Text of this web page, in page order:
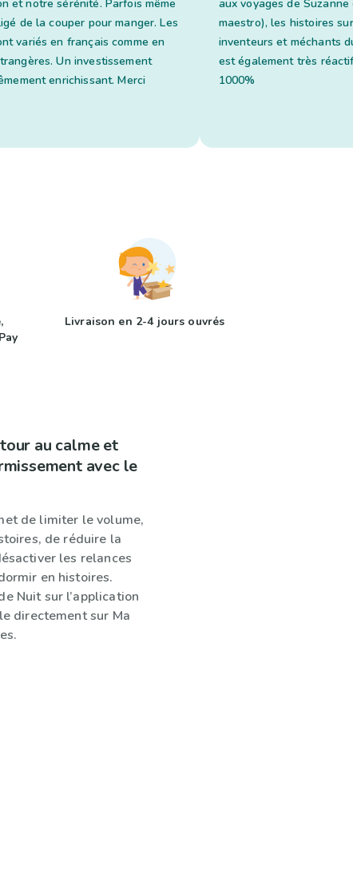
et notre sérénité. Parfois même
de la couper pour manger. Les
variés en français comme en
Un investissement
enrichissant. Merci
aux voyages de
maestro), les histoires
inventeurs et méchants
est également très
1000%
Livraison en 2-4 jours ouvrés
au calme et
avec le
de limiter le volume,
de réduire la
les relances
en histoires.
Nuit sur l’application
directement sur Ma